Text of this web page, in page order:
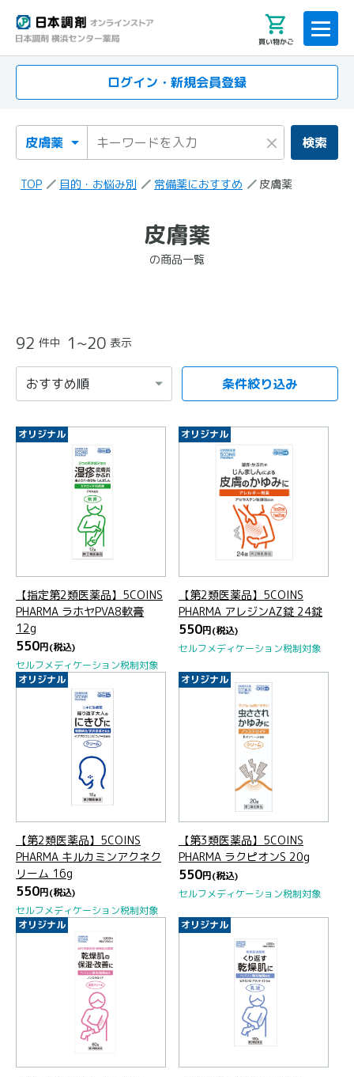
買い物かご
ログイン・新規会員登録
検索カテゴリ
検索キーワード × 検索
TOP 目的・お悩み別 常備薬におすすめ 皮膚薬
皮膚薬
の商品一覧
92 件中 1~20 表示
項目を選択すると自動的に内容が更新されます。
条件絞り込み
オリジナル
【指定第2類医薬品】5COINS
PHARMA ラホヤPVA8軟膏
12g
550円(税込)
セルフメディケーション税制対象
オリジナル
【第2類医薬品】5COINS
PHARMA アレジンAZ錠 24錠
550円(税込)
セルフメディケーション税制対象
オリジナル
【第2類医薬品】5COINS
PHARMA キルカミンアクネク
リーム 16g
550円(税込)
セルフメディケーション税制対象
オリジナル
【第3類医薬品】5COINS
PHARMA ラクピオンS 20g
550円(税込)
セルフメディケーション税制対象
オリジナル オリジナル